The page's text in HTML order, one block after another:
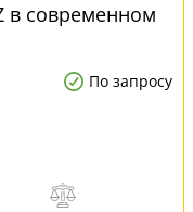
в современном
По запросу